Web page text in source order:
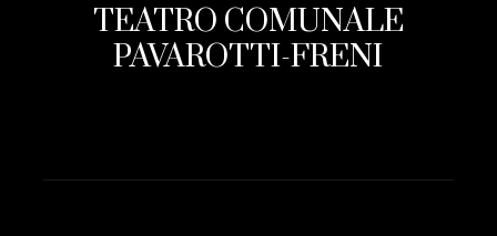
TEATRO COMUNALE
PAVAROTTI-FRENI